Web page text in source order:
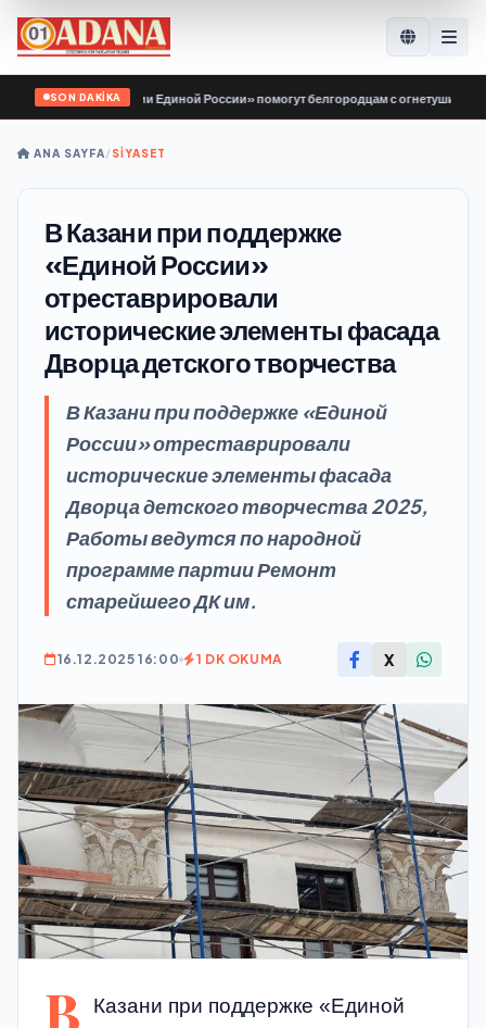
SON DAKİKA
«Молодой Гвардии Единой России» помогут белгородцам с огнетушителями
ANA SAYFA/SİYASET
В Казани при поддержке
«Единой России»
отреставрировали
исторические элементы фасада
Дворца детского творчества
В Казани при поддержке «Единой
России» отреставрировали
исторические элементы фасада
Дворца детского творчества 2025,
Работы ведутся по народной
программе партии Ремонт
старейшего ДК им.
16.12.2025 16:00 1 DK OKUMA X
В
Казани при поддержке «Единой